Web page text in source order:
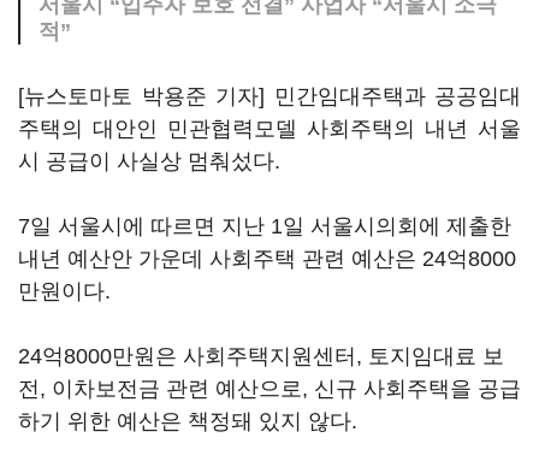
서울시 “입주자 보호 선결” 사업자 “서울시 소극
적”
[뉴스토마토 박용준 기자] 민간임대주택과 공공임대
주택의 대안인 민관협력모델 사회주택의 내년 서울
시 공급이 사실상 멈춰섰다.
7일 서울시에 따르면 지난 1일 서울시의회에 제출한
내년 예산안 가운데 사회주택 관련 예산은 24억8000
만원이다.
24억8000만원은 사회주택지원센터, 토지임대료 보
전, 이차보전금 관련 예산으로, 신규 사회주택을 공급
하기 위한 예산은 책정돼 있지 않다.